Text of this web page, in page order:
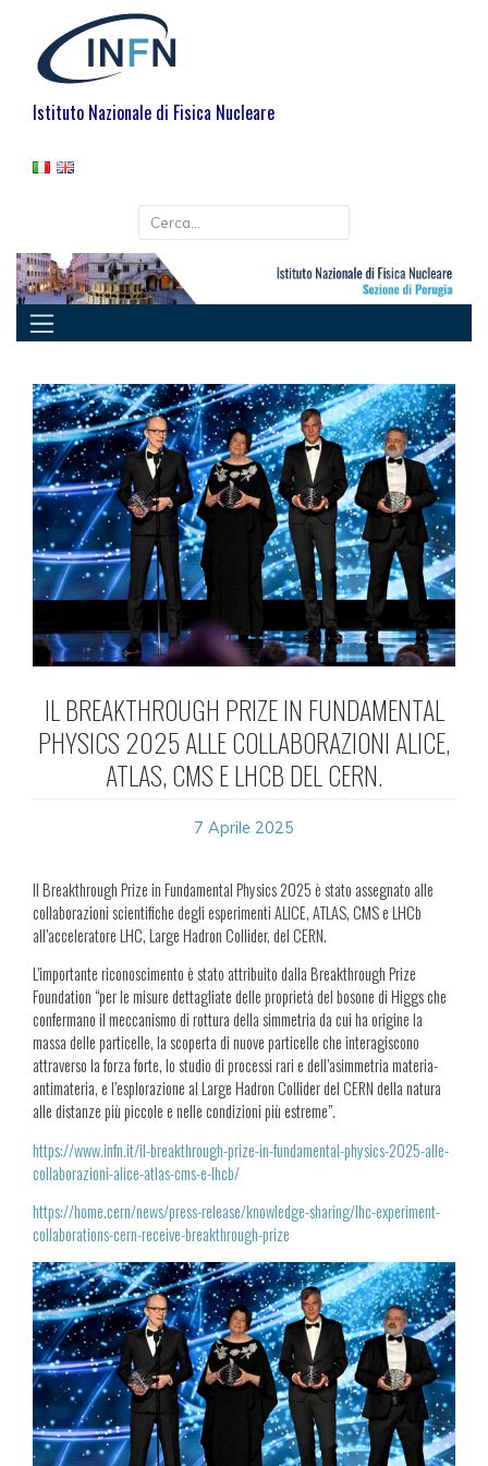
content
Istituto Nazionale di Fisica Nucleare
IL BREAKTHROUGH PRIZE IN FUNDAMENTAL
PHYSICS 2025 ALLE COLLABORAZIONI ALICE,
ATLAS, CMS E LHCB DEL CERN.
7 Aprile 2025
Il Breakthrough Prize in Fundamental Physics 2025 è stato assegnato alle
collaborazioni scientifiche degli esperimenti ALICE, ATLAS, CMS e LHCb
all’acceleratore LHC, Large Hadron Collider, del CERN.
L’importante riconoscimento è stato attribuito dalla Breakthrough Prize
Foundation “per le misure dettagliate delle proprietà del bosone di Higgs che
confermano il meccanismo di rottura della simmetria da cui ha origine la
massa delle particelle, la scoperta di nuove particelle che interagiscono
attraverso la forza forte, lo studio di processi rari e dell’asimmetria materia-
antimateria, e l’esplorazione al Large Hadron Collider del CERN della natura
alle distanze più piccole e nelle condizioni più estreme”.
https://www.infn.it/il-breakthrough-prize-in-fundamental-physics-2025-alle-
collaborazioni-alice-atlas-cms-e-lhcb/
https://home.cern/news/press-release/knowledge-sharing/lhc-experiment-
collaborations-cern-receive-breakthrough-prize